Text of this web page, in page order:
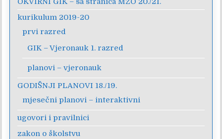
kurikulum 2019-20
prvi razred
GIK – Vjeronauk 1. razred
planovi – vjeronauk
GODIŠNJI PLANOVI 18./19.
mjesečni planovi – interaktivni
ugovori i pravilnici
zakon o školstvu